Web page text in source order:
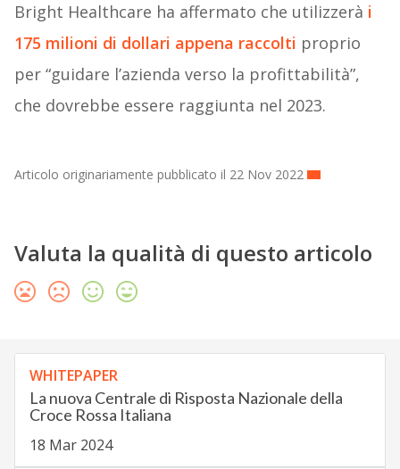
Bright Healthcare ha affermato che utilizzerà i
175 milioni di dollari appena raccolti proprio
per “guidare l’azienda verso la profittabilità”,
che dovrebbe essere raggiunta nel 2023.
Articolo originariamente pubblicato il 22 Nov 2022
Valuta la qualità di questo articolo
WHITEPAPER
La nuova Centrale di Risposta Nazionale della
Croce Rossa Italiana
18 Mar 2024